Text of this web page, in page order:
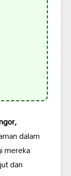
dalam
mereka
dan